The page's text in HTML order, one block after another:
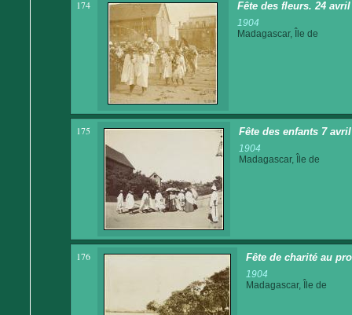
174 Fête des fleurs. 24
1904
Madagascar, Île de
175 Fête des enfants 7 avril
1904
Madagascar, Île de
176 Fête de charité au
1904
Madagascar, Île de